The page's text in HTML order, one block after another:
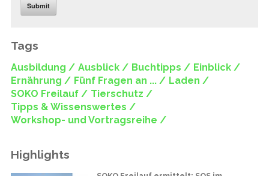
Submit
Tags
Ausbildung / Ausblick / Buchtipps / Einblick /
Ernährung / Fünf Fragen an ... / Laden /
SOKO Freilauf / Tierschutz /
Tipps & Wissenswertes /
Workshop- und Vortragsreihe /
Highlights